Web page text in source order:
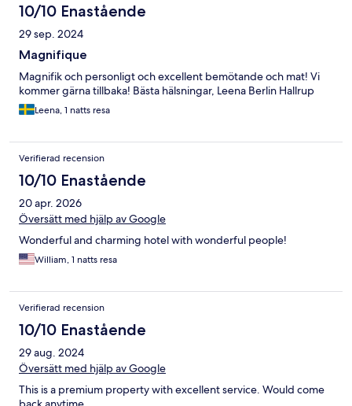
10/10 Enastående
29 sep. 2024
Magnifique
Magnifik och personligt och excellent bemötande och mat! Vi
kommer gärna tillbaka! Bästa hälsningar, Leena Berlin Hallrup
Leena, 1 natts resa
Verifierad recension
10/10 Enastående
20 apr. 2026
Översätt med hjälp av Google
Wonderful and charming hotel with wonderful people!
William, 1 natts resa
Verifierad recension
10/10 Enastående
29 aug. 2024
Översätt med hjälp av Google
This is a premium property with excellent service. Would come